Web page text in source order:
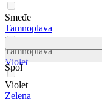
Smeđe
Tamnoplava
Tamnoplava
Violet
Violet
Zelena
Spol